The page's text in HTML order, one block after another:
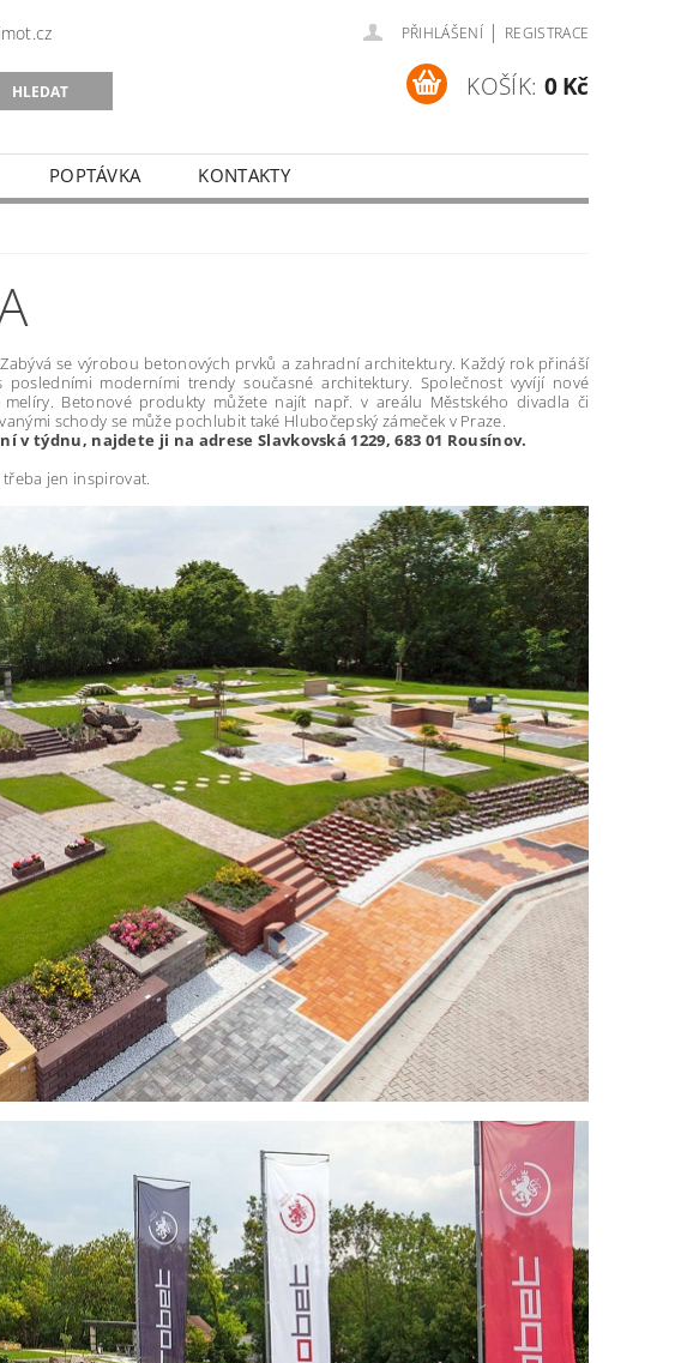
PŘIHLÁŠENÍ | REGISTRACE
KOŠÍK: 0 Kč
POPTÁVKA KONTAKTY
se výrobou betonových prvků a zahradní architektury. Každý rok přináší
moderními trendy současné architektury. Společnost vyvíjí nové
Betonové produkty můžete najít např. v areálu Městského divadla či
schody se může pochlubit také Hlubočepský zámeček v Praze.
týdnu, najdete ji na adrese Slavkovská 1229, 683 01 Rousínov.
jen inspirovat.